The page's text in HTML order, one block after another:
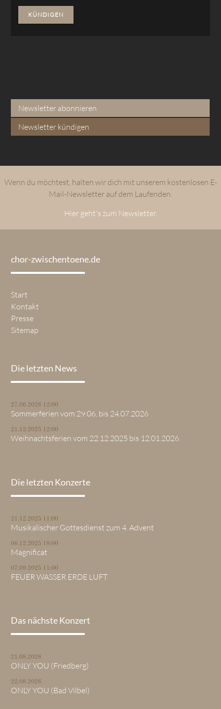
KÜNDIGEN
Newsletter abonnieren
Newsletter kündigen
Wenn du möchtest, halten wir dich mit unserem kostenlosen E-
Mail-Newsletter auf dem Laufenden.
Hier geht's zum Newsletter.
chor-zwischentoene.de
Start
Kontakt
Presse
Sitemap
Die letzten News
27.06.2026 12:00
Sommerferien vom 29.06. bis 24.07.2026
21.12.2025 12:00
Weihnachtsferien vom 22.12.2025 bis 12.01.2026
Die letzten Konzerte
21.12.2025 11:00
Musikalischer Gottesdienst zum 4. Advent
06.12.2025 18:00
Magnificat
07.09.2025 11:00
FEUER WASSER ERDE LUFT
Das nächste Konzert
21.08.2026
ONLY YOU (Friedberg)
22.08.2026
ONLY YOU (Bad Vilbel)